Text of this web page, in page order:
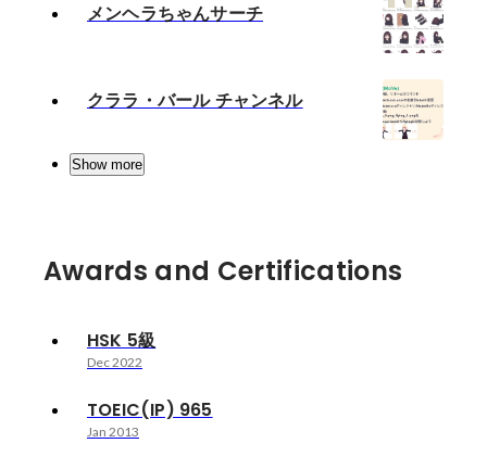
メンヘラちゃんサーチ
クララ・バール チャンネル
Show more
Awards and Certifications
HSK 5級
Dec 2022
TOEIC(IP) 965
Jan 2013